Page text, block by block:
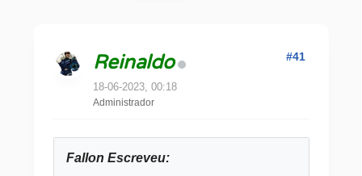
Reinaldo
18-06-2023, 00:18
Administrador
#41
Fallon Escreveu: